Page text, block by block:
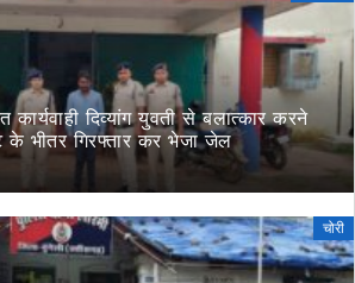
कार्यवाही दिव्यांग युवती से बलात्कार करने
के भीतर गिरफ्तार कर भेजा जेल
चोरी